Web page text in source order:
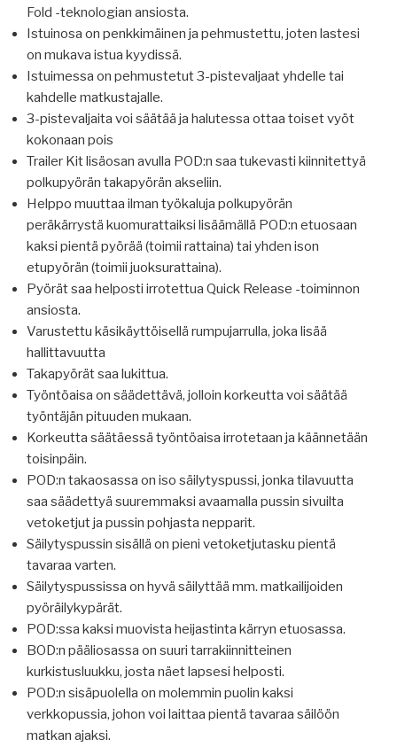
Fold -teknologian ansiosta.
Istuinosa on penkkimäinen ja pehmustettu, joten lastesi
on mukava istua kyydissä.
Istuimessa on pehmustetut 3-pistevaljaat yhdelle tai
kahdelle matkustajalle.
3-pistevaljaita voi säätää ja halutessa ottaa toiset vyöt
kokonaan pois
Trailer Kit lisäosan avulla POD:n saa tukevasti kiinnitettyä
polkupyörän takapyörän akseliin.
Helppo muuttaa ilman työkaluja polkupyörän
peräkärrystä kuomurattaiksi lisäämällä POD:n etuosaan
kaksi pientä pyörää (toimii rattaina) tai yhden ison
etupyörän (toimii juoksurattaina).
Pyörät saa helposti irrotettua Quick Release -toiminnon
ansiosta.
Varustettu käsikäyttöisellä rumpujarrulla, joka lisää
hallittavuutta
Takapyörät saa lukittua.
Työntöaisa on säädettävä, jolloin korkeutta voi säätää
työntäjän pituuden mukaan.
Korkeutta säätäessä työntöaisa irrotetaan ja käännetään
toisinpäin.
POD:n takaosassa on iso säilytyspussi, jonka tilavuutta
saa säädettyä suuremmaksi avaamalla pussin sivuilta
vetoketjut ja pussin pohjasta nepparit.
Säilytyspussin sisällä on pieni vetoketjutasku pientä
tavaraa varten.
Säilytyspussissa on hyvä säilyttää mm. matkailijoiden
pyöräilykypärät.
POD:ssa kaksi muovista heijastinta kärryn etuosassa.
BOD:n pääliosassa on suuri tarrakiinnitteinen
kurkistusluukku, josta näet lapsesi helposti.
POD:n sisäpuolella on molemmin puolin kaksi
verkkopussia, johon voi laittaa pientä tavaraa säilöön
matkan ajaksi.